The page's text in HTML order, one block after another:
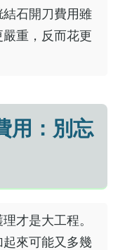
石開刀費用雖
重，反而花更
用：別忘
才是大工程。
來可能又多幾